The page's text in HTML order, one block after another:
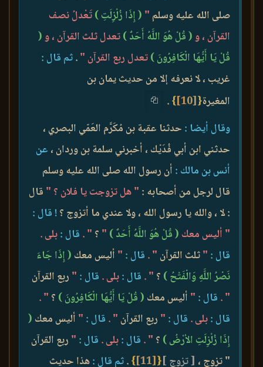
صلى الله عليه وسلم " ( إِذَا زُلْزِلَتِ )تَعْدلُ نصف
القرآن ، و( قُلْ هُوَ اللَّهُ أَحَدٌ )تعدل ثلث القرآن ، و(
قُلْ يَا أَيُّهَا الْكَافِرُونَ )تعدل ربع القرآن ".ثم قال :
غريب ، لا نعرفه إلا من حديث يمان بن
المغيرة{
[10]
}
.
وقال أيضا : حدثنا عقبة بن مُكَرَّم العَمّي البصري ،
حدثني ابن أبي فُدَيْك ، أخبرني سلمة بن وردان ، عن
أنس بن مالك : أن رسول الله صلى الله عليه وسلم
قال لرجل من أصحابه : " هل تزوجت يا فلان ؟ " قال
: لا ، والله يا رسول الله ، ولا عندي ما أتزوج ؟! قال :
" أليس معك ( قُلْ هُوَ اللَّهُ أَحَدٌ ) " ؟ " . قال :بلى .
قال : "ثلث القرآن " . قال : " أليس معك ( إِذَا جَاءَ
نَصْرُ اللَّهِ وَالْفَتْحُ ) ؟ " . قال :بلى . قال : " ربع القرآن
" . قال : " أليس معك ( قُلْ يَا أَيُّهَا الْكَافِرُونَ ) ؟ " .
قال :بلى . قال : " ربع القرآن " . قال : " أليس معك (
إِذَا زُلْزِلَتِ الأرْضُ ) ؟ " . قال :بلى . قال : " ربع القرآن
" تزوج ، [ تزوج ]{
[11]
}
.ثم قال :هذا حديث